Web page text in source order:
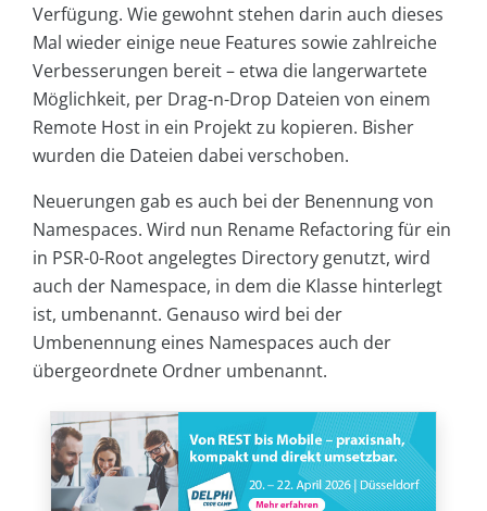
Verfügung. Wie gewohnt stehen darin auch dieses
Mal wieder einige neue Features sowie zahlreiche
Verbesserungen bereit – etwa die langerwartete
Möglichkeit, per Drag-n-Drop Dateien von einem
Remote Host in ein Projekt zu kopieren. Bisher
wurden die Dateien dabei verschoben.
Neuerungen gab es auch bei der Benennung von
Namespaces. Wird nun Rename Refactoring für ein
in PSR-0-Root angelegtes Directory genutzt, wird
auch der Namespace, in dem die Klasse hinterlegt
ist, umbenannt. Genauso wird bei der
Umbenennung eines Namespaces auch der
übergeordnete Ordner umbenannt.